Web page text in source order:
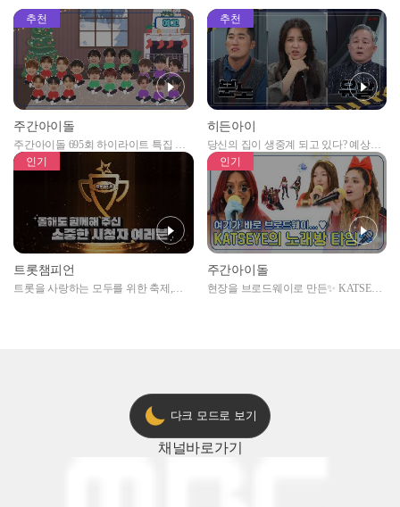
추천
주간아이돌
주간아이돌 695회 하이라이트 특집 남
자아이돌편 예고
추천
히든아이
당신의 집이 생중계 되고 있다? 예상치
못한 곳에서 일어나는 불법촬영 범죄!
인기
트롯챔피언
트롯을 사랑하는 모두를 위한 축제,
인기
주간아이돌
현장을 브로드웨이로 만든✨ KATSEYE
다크 모드로 보기
채널바로가기